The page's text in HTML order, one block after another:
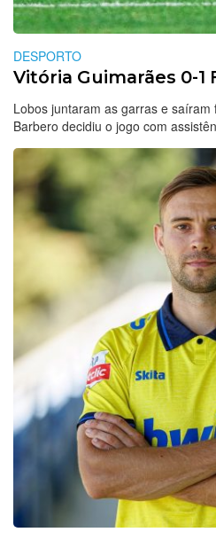
DESPORTO
Vitória Guimarães 0-1
Lobos juntaram as garras e
Barbero decidiu o jogo com